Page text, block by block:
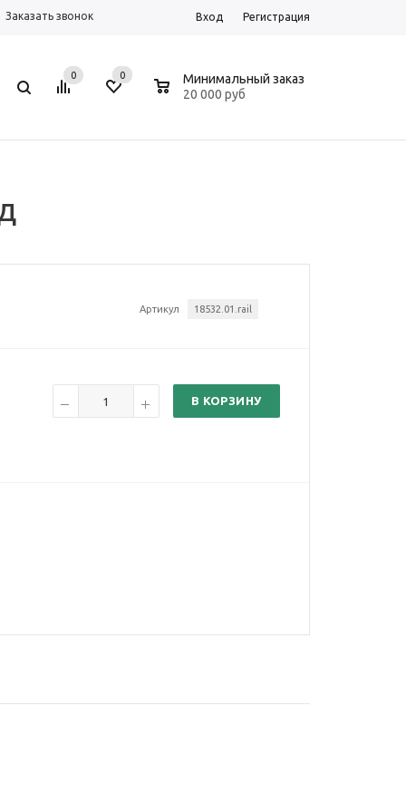
Заказать звонок Вход Регистрация
0 0
Минимальный заказ
20 000 руб
Артикул 18532.01.rail
В КОРЗИНУ